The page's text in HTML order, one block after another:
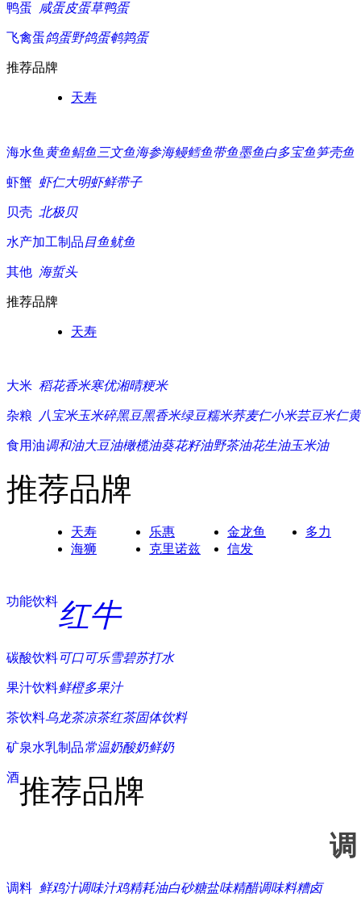
鸭蛋 咸蛋皮蛋草鸭蛋
飞禽蛋鸽蛋野鸽蛋鹌鹑蛋
推荐品牌
天寿
海水鱼 黄鱼鲳鱼 三文鱼海参海鳗鳕鱼带鱼墨鱼白多宝鱼笋壳鱼
虾蟹 虾仁大明虾鲜带子
贝壳 北极贝
水产加工制品目鱼鱿鱼
其他 海蜇头
推荐品牌
天寿
大米 稻花香米寒优湘晴粳米
杂粮 八宝米玉米碎黑豆黑香米绿豆糯米荞麦仁小米芸豆米仁
食用油调和油大豆油橄榄油葵花籽油野茶油花生油玉米油
推荐品牌
天寿 乐惠 金龙鱼
多力
海狮
克里诺兹 信发
功能饮料红牛
碳酸饮料可口可乐雪碧苏打水
果汁饮料鲜橙多果汁
茶饮料乌龙茶凉茶红茶固体饮料
矿泉水乳制品常温奶酸奶鲜奶
酒推荐品牌
调料 鲜鸡汁调味汁鸡精耗油白砂糖盐味精醋调味料糟卤